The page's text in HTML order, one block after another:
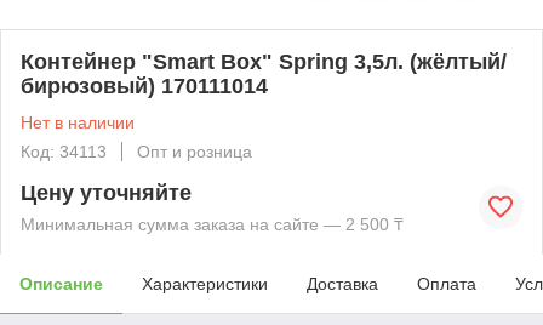
Контейнер "Smart Box" Spring 3,5л. (жёлтый/
бирюзовый) 170111014
Нет в наличии
Код: 34113
Опт и розница
Цену уточняйте
Минимальная сумма заказа на сайте — 2 500 ₸
Описание Характеристики Доставка Оплата